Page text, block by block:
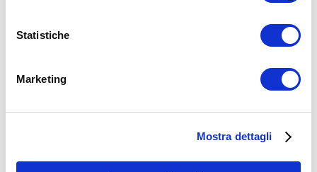
Statistiche
Marketing
Mostra dettagli
15WORKOUT